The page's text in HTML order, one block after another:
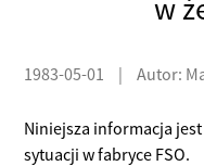
w
1983-05-01 | Autor:
Niniejsza informacja
sytuacji w fabryce FSO.